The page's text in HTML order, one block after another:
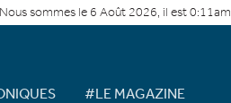
Nous sommes le 6 Août 2026, il est 0:11am
#LE MAGAZINE